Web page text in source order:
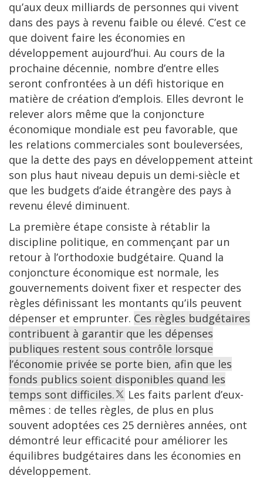
qu’aux deux milliards de personnes qui vivent
dans des pays à revenu faible ou élevé. C’est ce
que doivent faire les économies en
développement aujourd’hui. Au cours de la
prochaine décennie, nombre d’entre elles
seront confrontées à un défi historique en
matière de création d’emplois. Elles devront le
relever alors même que la conjoncture
économique mondiale est peu favorable, que
les relations commerciales sont bouleversées,
que la dette des pays en développement atteint
son plus haut niveau depuis un demi-siècle et
que les budgets d’aide étrangère des pays à
revenu élevé diminuent.
La première étape consiste à rétablir la
discipline politique, en commençant par un
retour à l’orthodoxie budgétaire. Quand la
conjoncture économique est normale, les
gouvernements doivent fixer et respecter des
règles définissant les montants qu’ils peuvent
dépenser et emprunter. Ces règles budgétaires
contribuent à garantir que les dépenses
publiques restent sous contrôle lorsque
l’économie privée se porte bien, afin que les
fonds publics soient disponibles quand les
temps sont difficiles.
Les faits parlent d’eux-
mêmes : de telles règles, de plus en plus
souvent adoptées ces 25 dernières années, ont
démontré leur efficacité pour améliorer les
équilibres budgétaires dans les économies en
développement.